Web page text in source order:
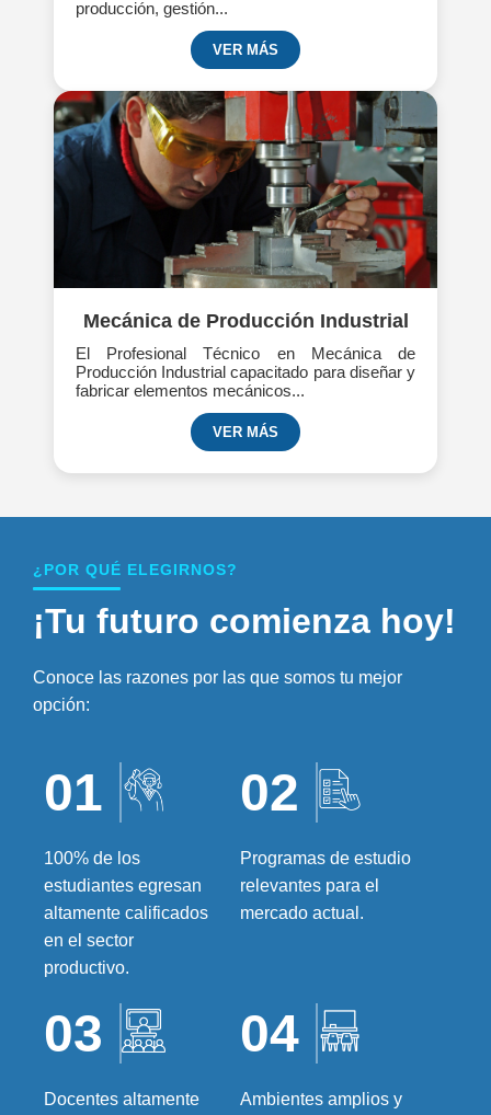
producción, gestión...
VER MÁS
Mecánica de Producción Industrial
El Profesional Técnico en Mecánica de
Producción Industrial capacitado para diseñar y
fabricar elementos mecánicos...
VER MÁS
¿POR QUÉ ELEGIRNOS?
¡Tu futuro comienza hoy!
Conoce las razones por las que somos tu mejor
opción:
01
100% de los
estudiantes egresan
altamente calificados
en el sector
productivo.
02
Programas de estudio
relevantes para el
mercado actual.
03
Docentes altamente
04
Ambientes amplios y